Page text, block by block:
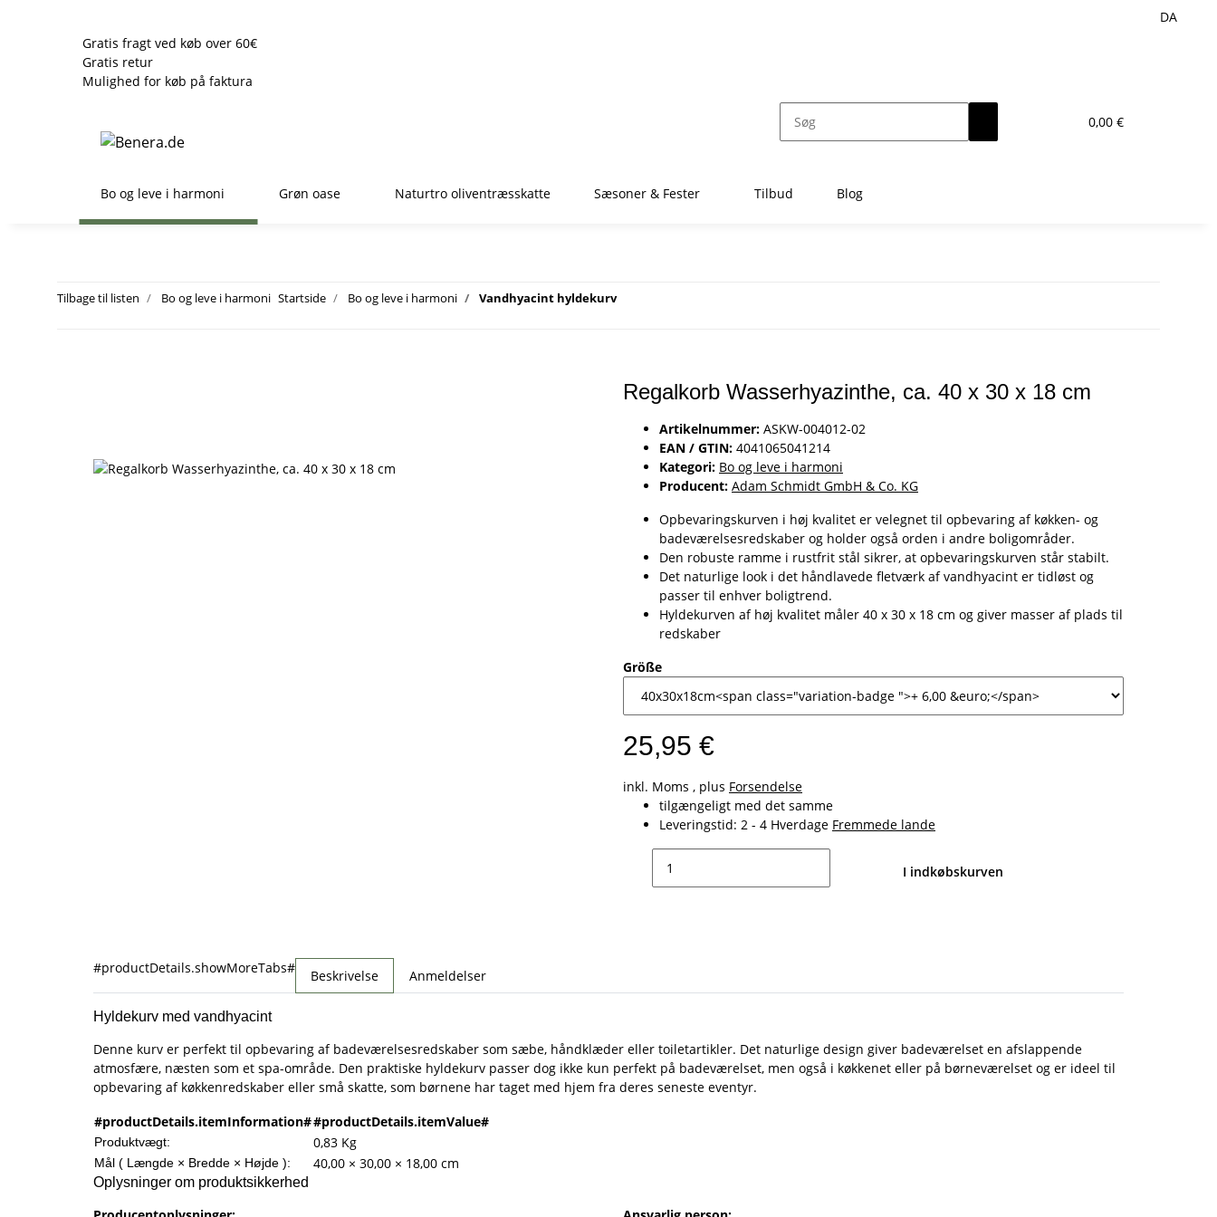
DA
Gratis fragt ved køb over 60€
Gratis retur
Mulighed for køb på faktura
0,00 €
Bo og leve i harmoni Grøn oase Naturtro oliventræsskatte Sæsoner & Fester Tilbud Blog
Tilbage til listen Bo og leve i harmoni Startside Bo og leve i harmoni Vandhyacint hyldekurv
Regalkorb Wasserhyazinthe, ca. 40 x 30 x 18 cm
Artikelnummer: ASKW-004012-02
EAN / GTIN: 4041065041214
Kategori: Bo og leve i harmoni
Producent: Adam Schmidt GmbH & Co. KG
Opbevaringskurven i høj kvalitet er velegnet til opbevaring af køkken- og
badeværelsesredskaber og holder også orden i andre boligområder.
Den robuste ramme i rustfrit stål sikrer, at opbevaringskurven står stabilt.
Det naturlige look i det håndlavede fletværk af vandhyacint er tidløst og
passer til enhver boligtrend.
Hyldekurven af høj kvalitet måler 40 x 30 x 18 cm og giver masser af plads til
redskaber
Größe
25,95 €
inkl. Moms , plus Forsendelse
tilgængeligt med det samme
Leveringstid: 2 - 4 Hverdage Fremmede lande
I indkøbskurven
#productDetails.showMoreTabs# Beskrivelse Anmeldelser
Hyldekurv med vandhyacint
Denne kurv er perfekt til opbevaring af badeværelsesredskaber som sæbe, håndklæder eller toiletartikler. Det naturlige design giver badeværelset en afslappende
atmosfære, næsten som et spa-område. Den praktiske hyldekurv passer dog ikke kun perfekt på badeværelset, men også i køkkenet eller på børneværelset og er ideel til
opbevaring af køkkenredskaber eller små skatte, som børnene har taget med hjem fra deres seneste eventyr.
#productDetails.itemInformation##productDetails.itemValue#
Produktvægt: 0,83 Kg
Mål ( Længde × Bredde × Højde ): 40,00 × 30,00 × 18,00 cm
Oplysninger om produktsikkerhed